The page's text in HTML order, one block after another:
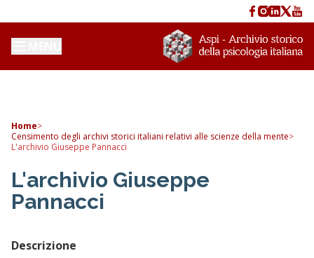
Home>
Censimento degli archivi storici italiani relativi alle scienze della mente>
L'archivio Giuseppe Pannacci
L'archivio Giuseppe
Pannacci
Descrizione